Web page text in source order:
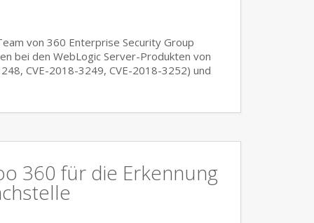
von 360 Enterprise Security Group
bei den WebLogic Server-Produkten von
CVE-2018-3249, CVE-2018-3252) und
360 für die Erkennung